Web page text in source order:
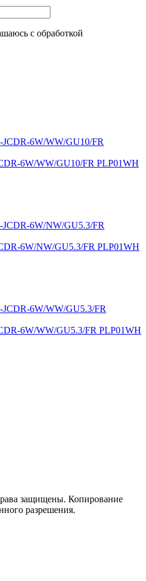
с обработкой
6W/WW/GU10/FR PLP01WH
6W/NW/GU5.3/FR PLP01WH
6W/WW/GU5.3/FR PLP01WH
защищены. Копирование
разрешения.